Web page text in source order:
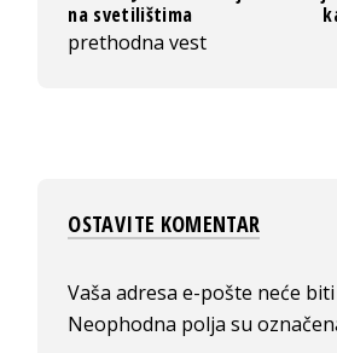
na svetilištima
prethodna vest
OSTAVITE KOMENTAR
Vaša adresa e-pošte neće
Neophodna polja su